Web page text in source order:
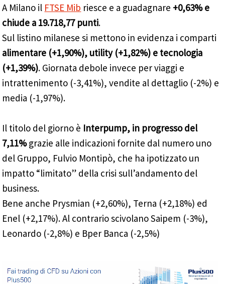
A Milano il FTSE Mib riesce e a guadagnare +0,63% e
chiude a 19.718,77 punti.
Sul listino milanese si mettono in evidenza i comparti
alimentare (+1,90%), utility (+1,82%) e tecnologia
(+1,39%). Giornata debole invece per viaggi e
intrattenimento (-3,41%), vendite al dettaglio (-2%) e
media (-1,97%).
Il titolo del giorno è Interpump, in progresso del
7,11%grazie alle indicazioni fornite dal numero uno
del Gruppo, Fulvio Montipò, che ha ipotizzato un
impatto “limitato” della crisi sull’andamento del
business.
Bene anche Prysmian (+2,60%), Terna (+2,18%) ed
Enel (+2,17%). Al contrario scivolano Saipem (-3%),
Leonardo (-2,8%) e Bper Banca (-2,5%)